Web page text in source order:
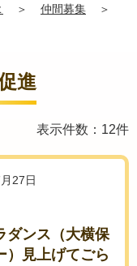
＞ 仲間募集
＞
進
表示件数：12件
27日
ダンス（大横保
）見上げてごら